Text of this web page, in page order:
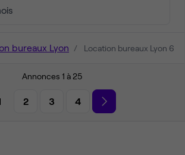
bureaux Lyon Location bureaux Lyon 6
Annonces 1 à 25
2 3 4